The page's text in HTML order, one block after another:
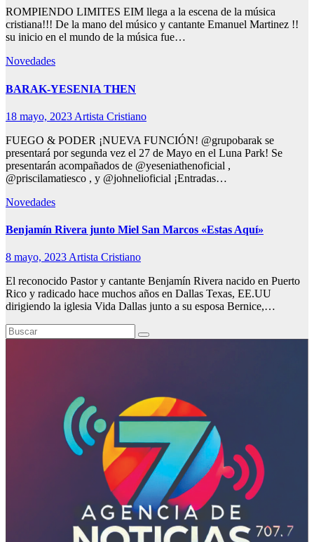
ROMPIENDO LIMITES EIM llega a la escena de la música
cristiana!!! De la mano del músico y cantante Emanuel Martinez !!
su inicio en el mundo de la música fue…
Novedades
BARAK-YESENIA THEN
18 mayo, 2023 Artista Cristiano
FUEGO & PODER ¡NUEVA FUNCIÓN! @grupobarak se
presentará por segunda vez el 27 de Mayo en el Luna Park! Se
presentarán acompañados de @yeseniathenoficial ,
@priscilamatiesco , y @johnelioficial ¡Entradas…
Novedades
Benjamín Rivera junto Miel San Marcos «Estas Aquí»
8 mayo, 2023 Artista Cristiano
El reconocido Pastor y cantante Benjamín Rivera nacido en Puerto
Rico y radicado hace muchos años en Dallas Texas, EE.UU
dirigiendo la iglesia Vida Dallas junto a su esposa Bernice,…